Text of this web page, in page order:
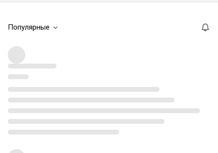
Популярные